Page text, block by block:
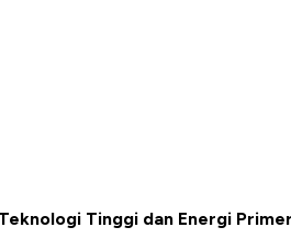
Tinggi dan Energi Primer